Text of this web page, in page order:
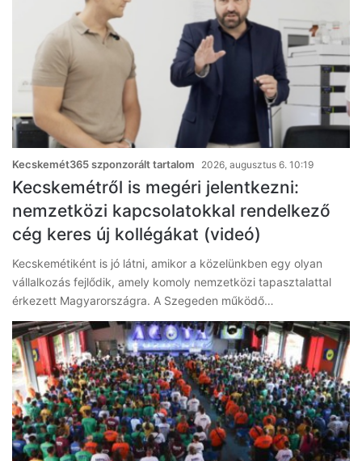
Kecskemét365 szponzorált tartalom 2026, augusztus 6. 10:19
Kecskemétről is megéri jelentkezni:
nemzetközi kapcsolatokkal rendelkező
cég keres új kollégákat (videó)
Kecskemétiként is jó látni, amikor a közelünkben egy olyan
vállalkozás fejlődik, amely komoly nemzetközi tapasztalattal
érkezett Magyarországra. A Szegeden működő…